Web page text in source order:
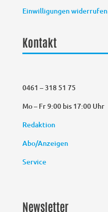
Einwilligungen widerrufen
Kontakt
0461 – 318 51 75
Mo – Fr 9:00 bis 17:00 Uhr
Redaktion
Abo/Anzeigen
Service
Newsletter